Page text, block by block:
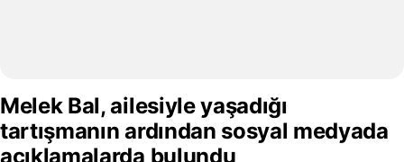
Melek Bal, ailesiyle yaşadığı
tartışmanın ardından sosyal medyada
açıklamalarda bulundu